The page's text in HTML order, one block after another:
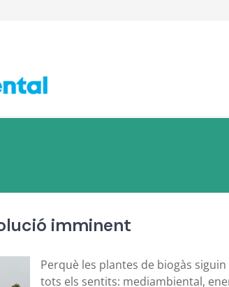
imminent
Perquè les plantes de biogàs
tots els sentits: mediambiental,